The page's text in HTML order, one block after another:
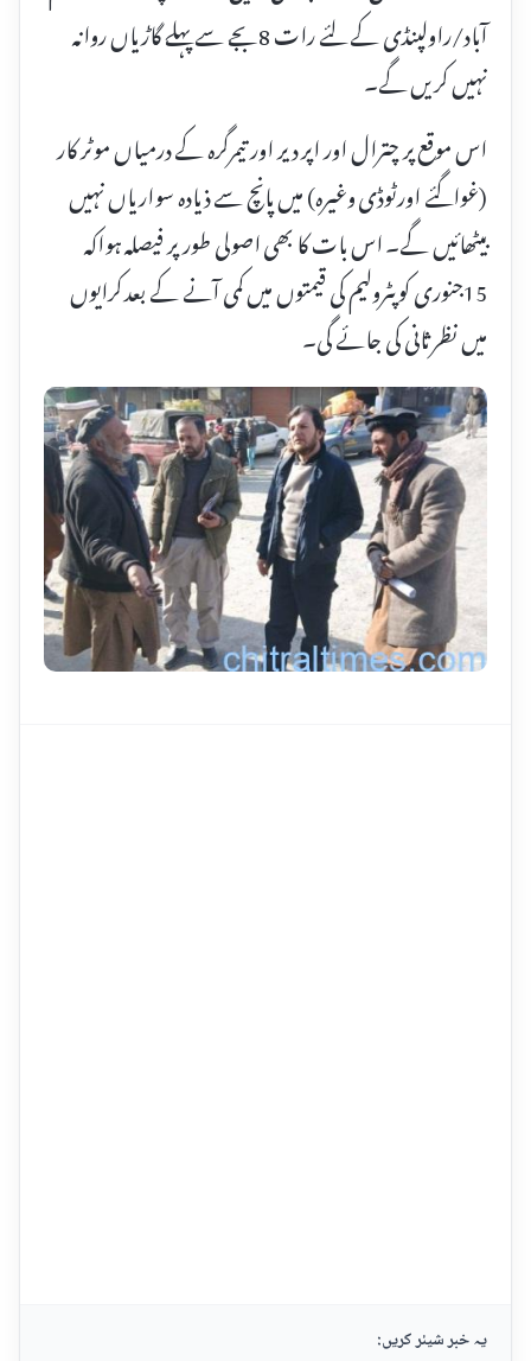
آباد/راولپنڈی کے لئے رات 8بجے سے پہلے گاڑیاں روانہ
نہیں کریں گے۔
اس موقع پر چترال اور اپر دیر اور تیمرگرہ کے درمیاں موٹر کار
(غواگئے اورٹوڈی وغیرہ) میں پانچ سے ذیادہ سواریاں نہیں
بیٹھائیں گے۔ اس بات کا بھی اصولی طور پر فیصلہ ہواکہ
15جنوری کو پٹرولیم کی قیمتوں میں کمی آنے کے بعد کرایوں
میں نظر ثانی کی جائے گی۔
یہ خبر شیئر کریں: